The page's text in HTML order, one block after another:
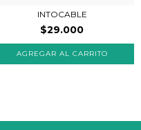
INTOCABLE
$29.000
AGREGAR AL CARRITO